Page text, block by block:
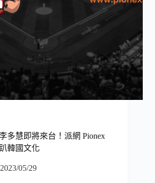
多慧即將來台！派網 Pionex
韓國文化
2023/05/29